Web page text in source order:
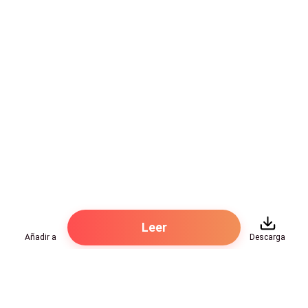
contigo—me suplica.
—Nana, mi mamá se enoja por todo, hasta porque
Añadir a
Leer
Descarga